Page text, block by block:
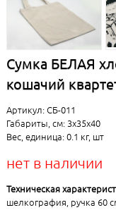
Сумка БЕЛАЯ
кошачий
Артикул: СБ-011
Габариты, см: 3x35x40
Вес, единица: 0.1 кг, шт
нет в наличии
Техническая
шелкография, ручка 60